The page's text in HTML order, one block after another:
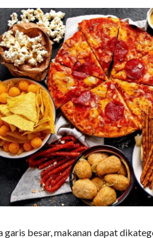
garis besar, makanan dapat